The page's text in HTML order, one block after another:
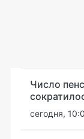
Число
сегодня,